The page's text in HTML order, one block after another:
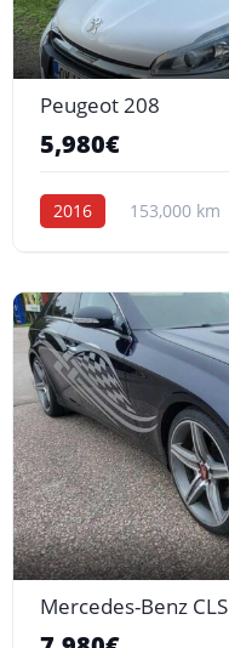
Peugeot 208
5,980€
2016 153,000 km
Mercedes-Benz CLS